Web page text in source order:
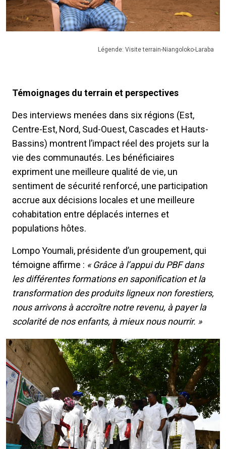
Légende: Visite terrain-Niangoloko-Laraba
Témoignages du terrain et perspectives
Des interviews menées dans six régions (Est,
Centre-Est, Nord, Sud-Ouest, Cascades et Hauts-
Bassins) montrent l’impact réel des projets sur la
vie des communautés. Les bénéficiaires
expriment une meilleure qualité de vie, un
sentiment de sécurité renforcé, une participation
accrue aux décisions locales et une meilleure
cohabitation entre déplacés internes et
populations hôtes.
Lompo Youmali, présidente d’un groupement, qui
témoigne affirme : « Grâce à l’appui du PBF dans
les différentes formations en saponification et la
transformation des produits ligneux non forestiers,
nous arrivons à accroître notre revenu, à payer la
scolarité de nos enfants, à mieux nous nourrir. »